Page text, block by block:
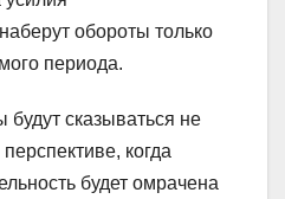
обороты только
периода.
сказываться не
когда
будет омрачена